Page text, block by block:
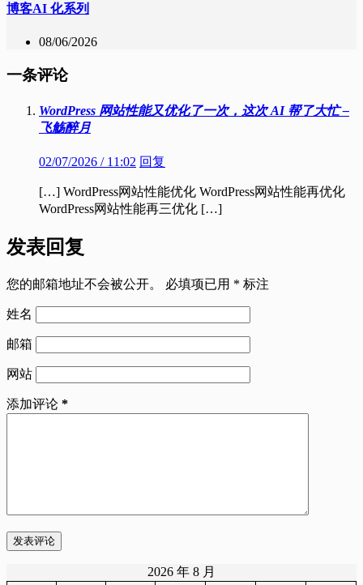
博客AI 化系列
08/06/2026
一条评论
WordPress 网站性能又优化了一次，这次 AI 帮了大忙 –
飞觞醉月
02/07/2026 / 11:02 回复
[…] WordPress网站性能优化 WordPress网站性能再优化
WordPress网站性能再三优化 […]
发表回复
您的邮箱地址不会被公开。 必填项已用 * 标注
姓名
邮箱
网站
添加评论 *
发表评论
2026 年 8 月